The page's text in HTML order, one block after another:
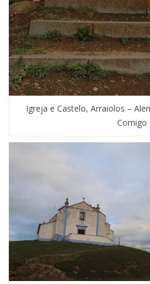
Igreja e Castelo, Arraiolos –
Comigo